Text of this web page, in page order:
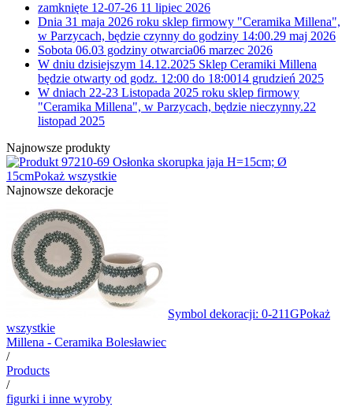
zamknięte 12-07-26 11 lipiec 2026
Dnia 31 maja 2026 roku sklep firmowy "Ceramika Millena",
w Parzycach, będzie czynny do godziny 14:00.29 maj 2026
Sobota 06.03 godziny otwarcia06 marzec 2026
W dniu dzisiejszym 14.12.2025 Sklep Ceramiki Millena
będzie otwarty od godz. 12:00 do 18:0014 grudzień 2025
W dniach 22-23 Listopada 2025 roku sklep firmowy
"Ceramika Millena", w Parzycach, będzie nieczynny.22
listopad 2025
Najnowsze produkty
10-69 Osłonka skorupka jaja H=15cm; Ø
15cmPokaż wszystkie
Najnowsze dekoracje
Symbol dekoracji: 0-211GPokaż
wszystkie
Millena - Ceramika Bolesławiec
/
Products
/
figurki i inne wyroby